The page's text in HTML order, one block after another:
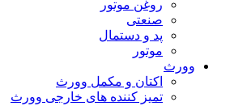
روغن موتور
صنعتی
پد و دستمال
موتور
وورث
اکتان و مکمل وورث
تمیز کننده های خارجی وورث